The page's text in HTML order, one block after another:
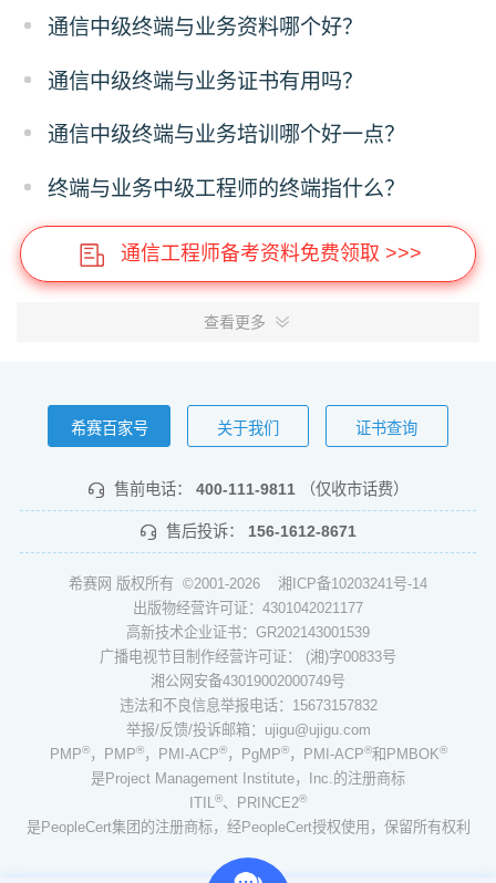
通信中级终端与业务资料哪个好？
通信中级终端与业务证书有用吗？
通信中级终端与业务培训哪个好一点？
终端与业务中级工程师的终端指什么？
通信工程师备考资料免费领取 >>>
查看更多
希赛百家号 关于我们 证书查询
售前电话： 400-111-9811 （仅收市话费）
售后投诉： 156-1612-8671
希赛网 版权所有 ©2001-2026 湘ICP备10203241号-14
出版物经营许可证：4301042021177
高新技术企业证书：GR202143001539
广播电视节目制作经营许可证： (湘)字00833号
湘公网安备43019002000749号
违法和不良信息举报电话：15673157832
举报/反馈/投诉邮箱：ujigu@ujigu.com
PMP®，PMP®，PMI-ACP®，PgMP®，PMI-ACP®和PMBOK®
是Project Management Institute，Inc.的注册商标
ITIL®、PRINCE2®
是PeopleCert集团的注册商标，经PeopleCert授权使用，保留所有权利